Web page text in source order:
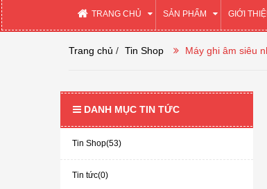
TRANG CHỦ SẢN PHẨM GIỚI
Trang chủ / Tin Shop Máy ghi âm siêu
DANH MỤC TIN TỨC
Tin Shop(53)
Tin tức(0)